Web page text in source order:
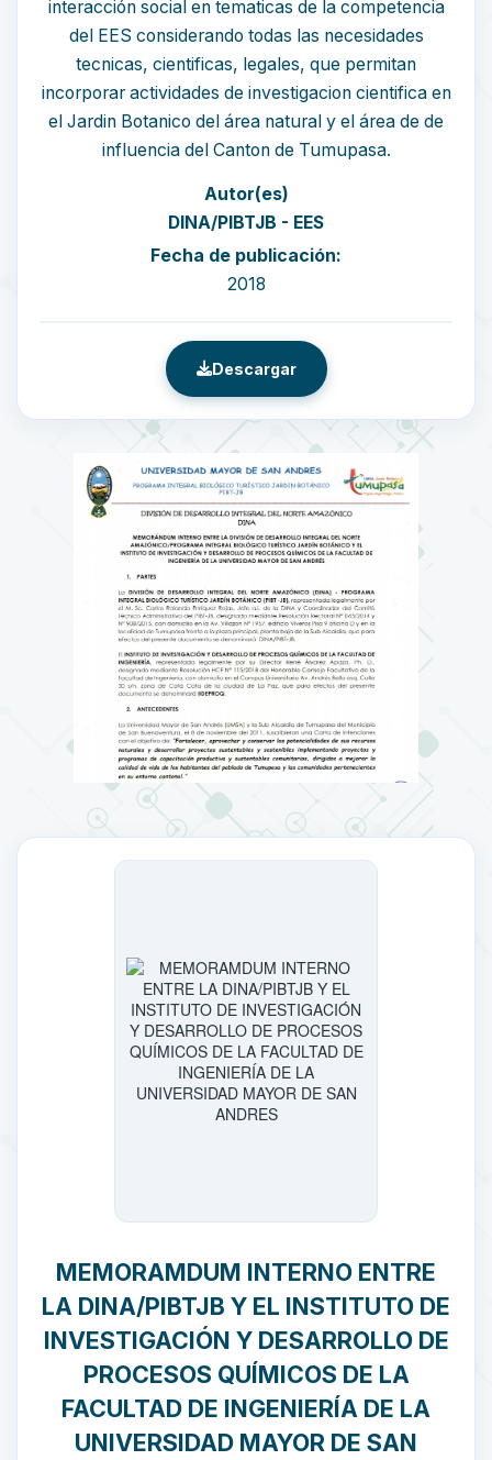
interacción social en tematicas de la competencia
del EES considerando todas las necesidades
tecnicas, cientificas, legales, que permitan
incorporar actividades de investigacion cientifica en
el Jardin Botanico del área natural y el área de de
influencia del Canton de Tumupasa.
Autor(es)
DINA/PIBTJB - EES
Fecha de publicación:
2018
Descargar
MEMORAMDUM INTERNO ENTRE
LA DINA/PIBTJB Y EL INSTITUTO DE
INVESTIGACIÓN Y DESARROLLO DE
PROCESOS QUÍMICOS DE LA
FACULTAD DE INGENIERÍA DE LA
UNIVERSIDAD MAYOR DE SAN